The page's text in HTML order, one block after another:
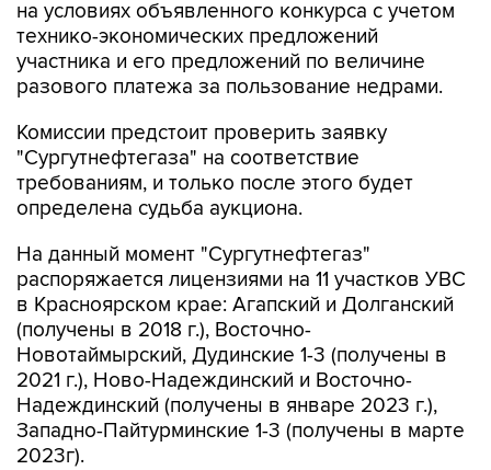
на условиях объявленного конкурса с учетом
технико-экономических предложений
участника и его предложений по величине
разового платежа за пользование недрами.
Комиссии предстоит проверить заявку
"Сургутнефтегаза" на соответствие
требованиям, и только после этого будет
определена судьба аукциона.
На данный момент "Сургутнефтегаз"
распоряжается лицензиями на 11 участков УВС
в Красноярском крае: Агапский и Долганский
(получены в 2018 г.), Восточно-
Новотаймырский, Дудинские 1-3 (получены в
2021 г.), Ново-Надеждинский и Восточно-
Надеждинский (получены в январе 2023 г.),
Западно-Пайтурминские 1-3 (получены в марте
2023г).